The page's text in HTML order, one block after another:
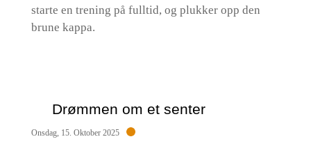
starte en trening på fulltid, og plukker opp den
brune kappa.
Drømmen om et senter
Onsdag, 15. Oktober 2025